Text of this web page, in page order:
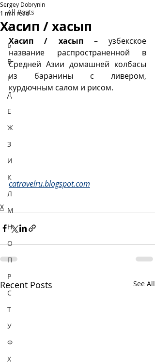
All Posts
А
Б
В
Г
Д
Е
Ж
З
И
К
Л
М
Н
О
П
Р
С
Т
У
Ф
Х
Хасип / хасып
Sergey Dobrynin
1 min read
Хасип / хасып – узбекское
название распространенной в
Средней Азии домашней колбасы
из баранины с ливером,
курдючным салом и рисом.
catravelru.blogspot.com
Х
Recent Posts See All